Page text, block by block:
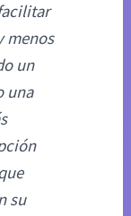
menos
un
una
su